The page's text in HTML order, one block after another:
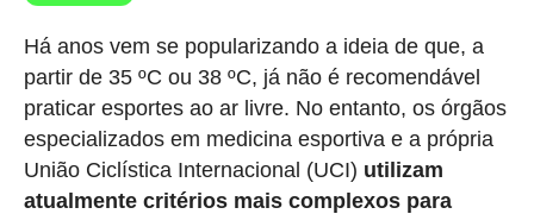
Há anos vem se popularizando a ideia de que, a
partir de 35 ºC ou 38 ºC, já não é recomendável
praticar esportes ao ar livre. No entanto, os órgãos
especializados em medicina esportiva e a própria
União Ciclística Internacional (UCI) utilizam
atualmente critérios mais complexos para